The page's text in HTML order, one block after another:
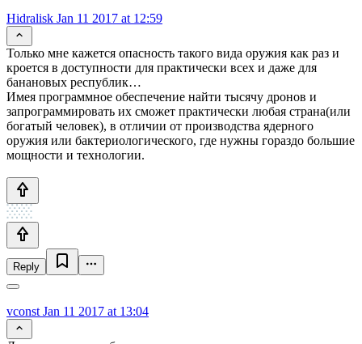
Hidralisk Jan 11 2017 at 12:59
Только мне кажется опасность такого вида оружия как раз и
кроется в доступности для практически всех и даже для
банановых республик…
Имея программное обеспечение найти тысячу дронов и
запрограммировать их сможет практически любая страна(или
богатый человек), в отличии от производства ядерного
оружия или бактериологического, где нужны гораздо большие
мощности и технологии.
Reply
vconst Jan 11 2017 at 13:04